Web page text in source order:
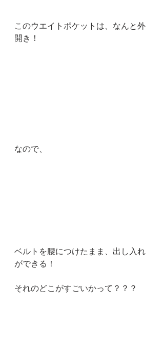
このウエイトポケットは、なんと外
開き！
なので、
ベルトを腰につけたまま、出し入れ
ができる！
それのどこがすごいかって？？？